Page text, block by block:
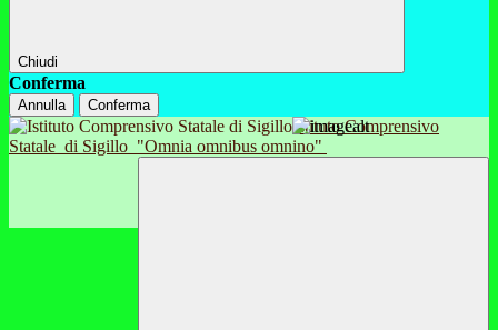
Chiudi
Conferma
Annulla Conferma
Istituto Comprensivo
Statale di Sigillo "Omnia omnibus omnino"